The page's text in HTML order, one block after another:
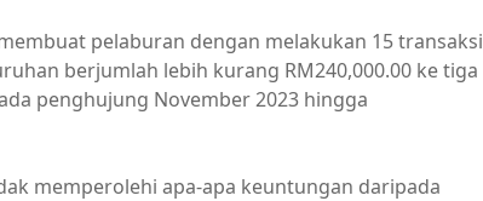
pelaburan dengan melakukan 15 transaksi
berjumlah lebih kurang RM240,000.00 ke tiga
penghujung November 2023 hingga
memperolehi apa-apa keuntungan daripada